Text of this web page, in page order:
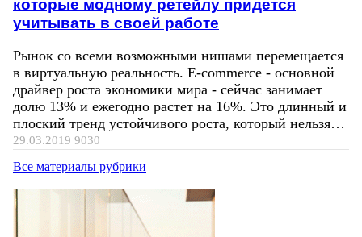
которые модному ретейлу придется
учитывать в своей работе
Рынок со всеми возможными нишами перемещается
в виртуальную реальность. E-commerce - основной
драйвер роста экономики мира - сейчас занимает
долю 13% и ежегодно растет на 16%. Это длинный и
плоский тренд устойчивого роста, который нельзя…
29.03.2019 9030
Все материалы рубрики